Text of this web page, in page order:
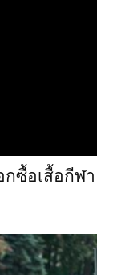
กซื้อเสื้อกีฬา